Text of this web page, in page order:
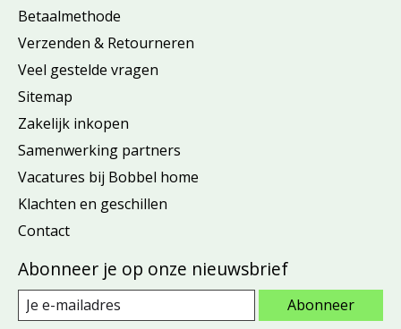
Betaalmethode
Verzenden & Retourneren
Veel gestelde vragen
Sitemap
Zakelijk inkopen
Samenwerking partners
Vacatures bij Bobbel home
Klachten en geschillen
Contact
Abonneer je op onze nieuwsbrief
Abonneer